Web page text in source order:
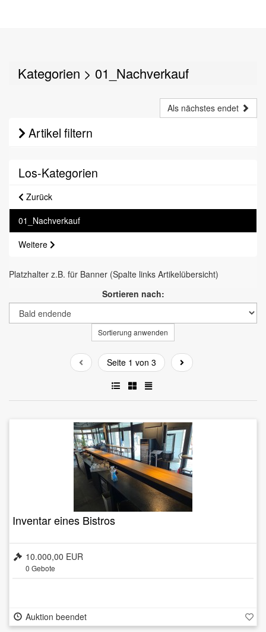
Kategorien > 01_Nachverkauf
Als nächstes endet
Artikel filtern
Los-Kategorien
Zurück
01_Nachverkauf
Weitere
Platzhalter z.B. für Banner (Spalte links Artikelübersicht)
Sortieren nach:
Sortierung anwenden
Seite 1 von 3
Inventar eines Bistros
10.000,00 EUR
0 Gebote
Auktion beendet